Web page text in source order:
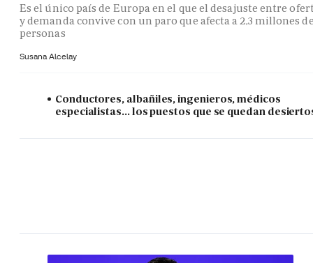
Es el único país de Europa en el que el desajuste entre
y demanda convive con un paro que afecta a 2,3 millones
personas
Susana Alcelay
Conductores, albañiles, ingenieros, médicos
especialistas... los puestos que se quedan